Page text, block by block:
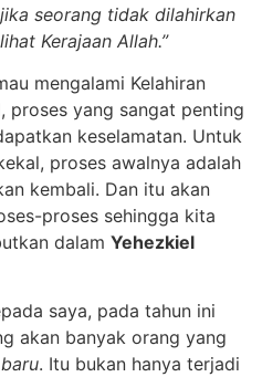
seorang tidak dilahirkan
Kerajaan Allah.”
mengalami Kelahiran
proses yang sangat penting
keselamatan. Untuk
proses awalnya adalah
kembali. Dan itu akan
proses sehingga kita
dalam Yehezkiel
saya, pada tahun ini
akan banyak orang yang
. Itu bukan hanya terjadi